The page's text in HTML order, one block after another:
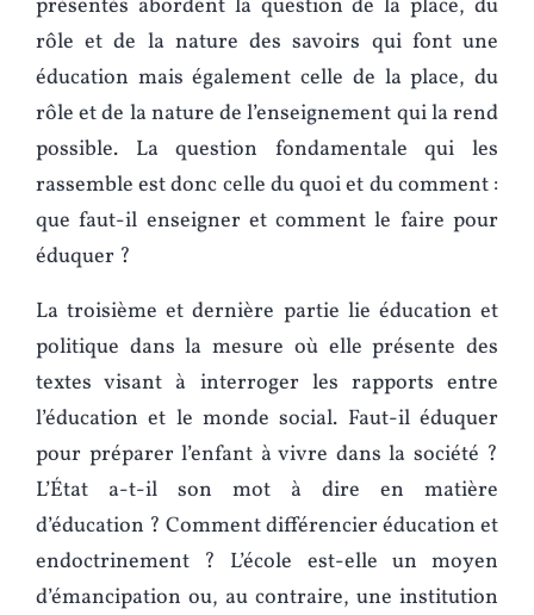
présentés abordent la question de la place, du
rôle et de la nature des savoirs qui font une
éducation mais également celle de la place, du
rôle et de la nature de l’enseignement qui la rend
possible. La question fondamentale qui les
rassemble est donc celle du quoi et du comment :
que faut-il enseigner et comment le faire pour
éduquer ?
La troisième et dernière partie lie éducation et
politique dans la mesure où elle présente des
textes visant à interroger les rapports entre
l’éducation et le monde social. Faut-il éduquer
pour préparer l’enfant à vivre dans la société ?
L’État a-t-il son mot à dire en matière
d’éducation ? Comment différencier éducation et
endoctrinement ? L’école est-elle un moyen
d’émancipation ou, au contraire, une institution